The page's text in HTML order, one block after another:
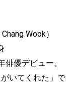
Wook）
優デビュー。
いてくれた」で